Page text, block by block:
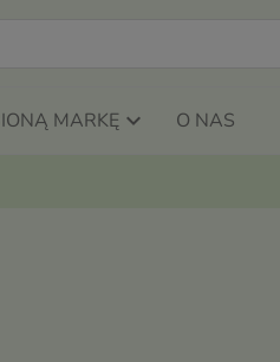
MARKĘ O NAS